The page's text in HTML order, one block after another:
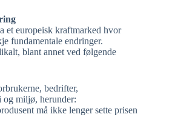
et europeisk kraftmarked hvor
fundamentale endringer.
blant annet ved følgende
bedrifter,
og miljø, herunder:
må ikke lenger sette prisen